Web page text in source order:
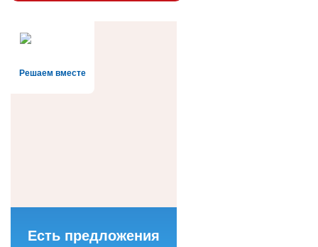
Решаем вместе
Есть предложения